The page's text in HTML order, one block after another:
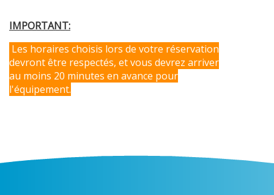
IMPORTANT:
Les horaires choisis lors de votre réservation
devront être respectés, et vous devrez arriver
au moins 20 minutes en avance pour
l'équipement.